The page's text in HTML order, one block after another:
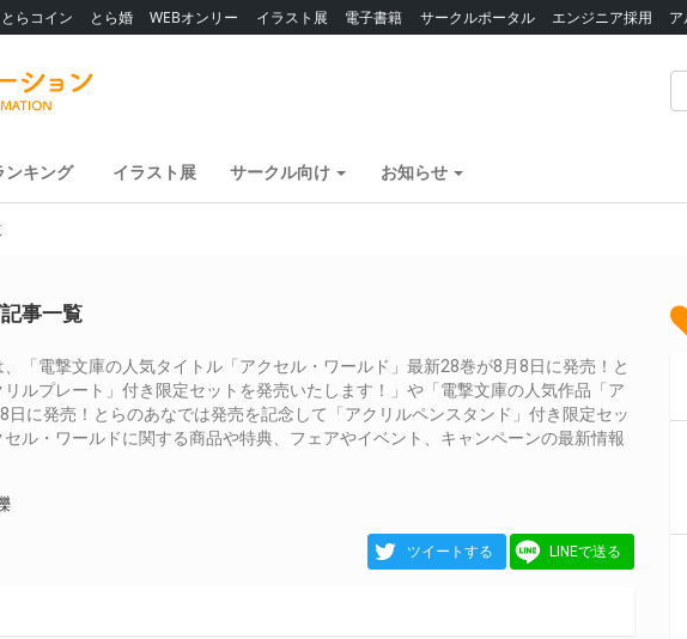
とらコイン とら婚 WEBオンリー イラスト展 電子書籍 サークルポータル エンジニア採用
ンキング イラスト展 サークル向け お知らせ
事一覧
「電撃文庫の人気タイトル「アクセル・ワールド」最新28巻が8月8日に発売！と
ルプレート」付き限定セットを発売いたします！」や「電撃文庫の人気作品「ア
に発売！とらのあなでは発売を記念して「アクリルペンスタンド」付き限定セッ
ル・ワールドに関する商品や特典、フェアやイベント、キャンペーンの最新情報
ツイートする LINEで送る